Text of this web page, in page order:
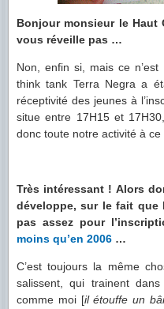
Bonjour monsieur le Haut
vous réveille pas …
Non, enfin si, mais ce
think tank Terra Negra a
réceptivité des jeunes à
situe entre 17H15 et
donc toute notre activité à ce
Très intéressant ! Alors
développe, sur le fait que
pas assez pour
moins qu’en 2006 …
C’est toujours la même
salissent, qui trainent
comme moi [il étouffe un